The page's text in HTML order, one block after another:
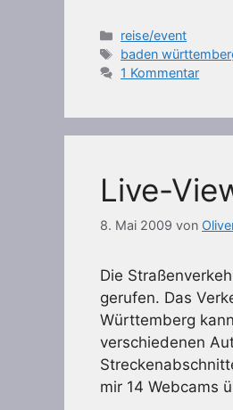
Kategorien
reise/event
Schlagwörter
baden
1 Kommentar
Live-
8. Mai 2009 von
Die
gerufen. Das
Württemberg
verschiedenen
mir 14 Webcams